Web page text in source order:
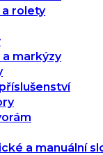
rolety
markýzy
a manuální